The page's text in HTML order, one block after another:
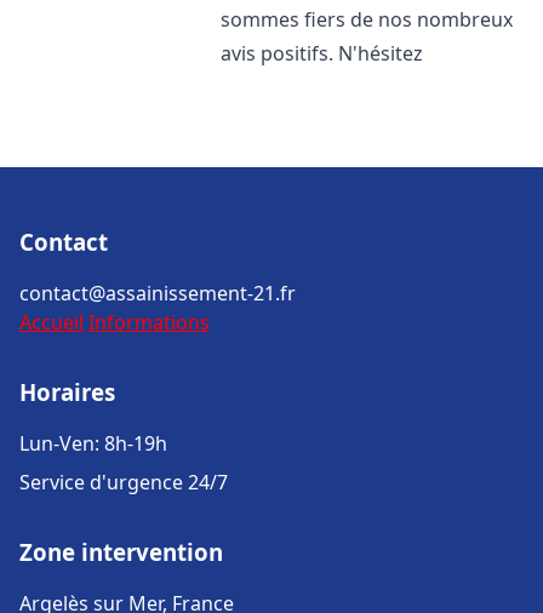
sommes fiers de nos nombreux
avis positifs. N'hésitez
Contact
contact@assainissement-21.fr
Accueil Informations
Horaires
Lun-Ven: 8h-19h
Service d'urgence 24/7
Zone intervention
Argelès sur Mer, France